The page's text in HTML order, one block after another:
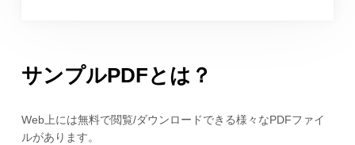
サンプルPDFとは？
Web上には無料で閲覧/ダウンロードできる様々なPDFファイ
ルがあります。